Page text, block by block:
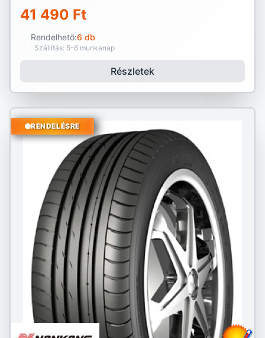
41 490 Ft
Rendelhető:6 db
Szállítás: 5-6 munkanap
Részletek
RENDELÉSRE